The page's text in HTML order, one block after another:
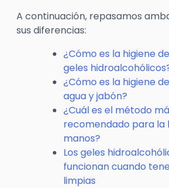
A continuación, repasamos
sus diferencias:
¿Cómo es la higiene
geles
¿Cómo es la higiene
agua y jabón?
¿Cuál es el método
recomendado para la
manos?
Los geles
funcionan cuando
limpias